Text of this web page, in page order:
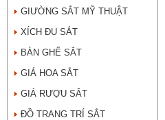
GIƯỜNG SẮT MỸ THUẬT
XÍCH ĐU SẮT
BÀN GHẾ SẮT
GIÁ HOA SẮT
GIÁ RƯỢU SẮT
ĐỒ TRANG TRÍ SẮT